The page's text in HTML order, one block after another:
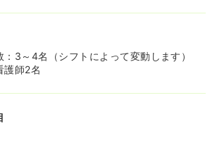
：3～4名（シフトによって変動します）
護師2名